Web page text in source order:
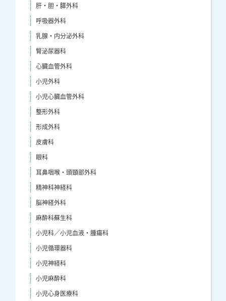
肝・胆・膵外科
呼吸器外科
乳腺・内分泌外科
腎泌尿器科
心臓血管外科
小児外科
小児心臓血管外科
整形外科
形成外科
皮膚科
眼科
耳鼻咽喉・頭頸部外科
精神科神経科
脳神経外科
麻酔科蘇生科
小児科／小児血液・腫瘍科
小児循環器科
小児神経科
小児麻酔科
小児心身医療科